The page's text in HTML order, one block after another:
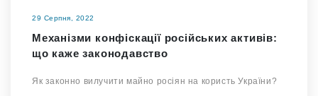
29 Серпня, 2022
Механізми конфіскації російських активів:
що каже законодавство
Як законно вилучити майно росіян на користь України?